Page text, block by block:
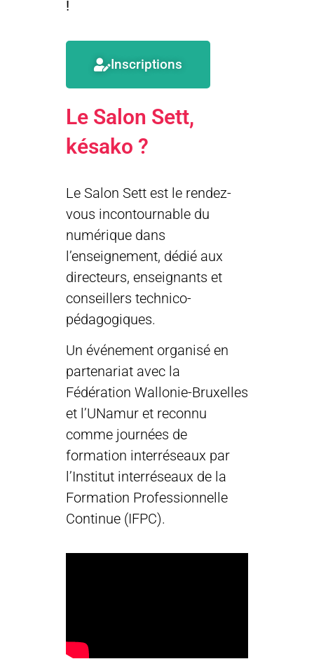
!
Inscriptions
Le Salon Sett,
késako ?
Le Salon Sett est le rendez-
vous incontournable du
numérique dans
l’enseignement, dédié aux
directeurs, enseignants et
conseillers technico-
pédagogiques.
Un événement organisé en
partenariat avec la
Fédération Wallonie-Bruxelles
et l’UNamur et reconnu
comme journées de
formation interréseaux par
l’Institut interréseaux de la
Formation Professionnelle
Continue (IFPC).